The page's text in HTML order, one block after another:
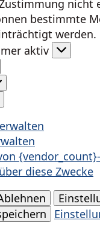
nicht
bestimmte
werden.
aktiv
diese Zwecke